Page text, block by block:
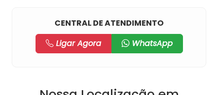
CENTRAL DE ATENDIMENTO
Ligar Agora
WhatsApp